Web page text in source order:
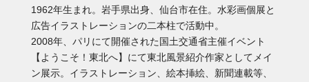
1962年生まれ。岩手県出身、仙台市在住。水彩画個展と
広告イラストレーションの二本柱で活動中。
2008年、パリにて開催された国土交通省主催イベント
【ようこそ！東北へ】にて東北風景紹介作家としてメイ
ン展示。イラストレーション、絵本挿絵、新聞連載等、